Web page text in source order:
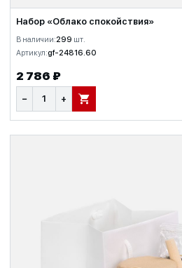
Набор «Облако спокойствия»
В наличии:299 шт.
Артикул:gf-24816.60
2 786 ₽
− + В КОРЗИНУ